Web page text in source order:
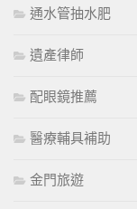
通水管抽水肥
遺產律師
配眼鏡推薦
醫療輔具補助
金門旅遊